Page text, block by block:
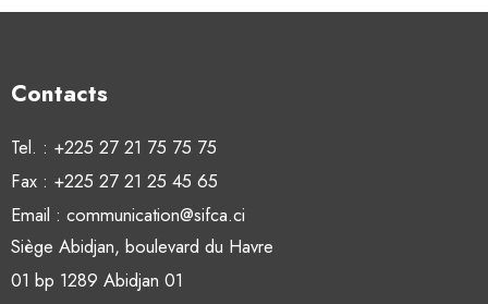
Contacts
Tel. : +225 27 21 75 75 75
Fax : +225 27 21 25 45 65
Email : communication@sifca.ci
Siège Abidjan, boulevard du Havre
01 bp 1289 Abidjan 01